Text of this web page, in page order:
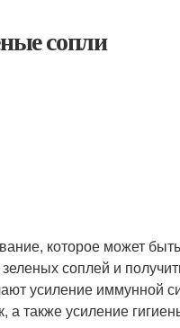
сопли
которое может
соплей и
усиление иммунной
а также усиление